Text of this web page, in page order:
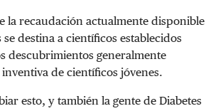
la recaudación actualmente disponible
se destina a científicos establecidos
descubrimientos generalmente
de científicos jóvenes.
esto, y también la gente de Diabetes